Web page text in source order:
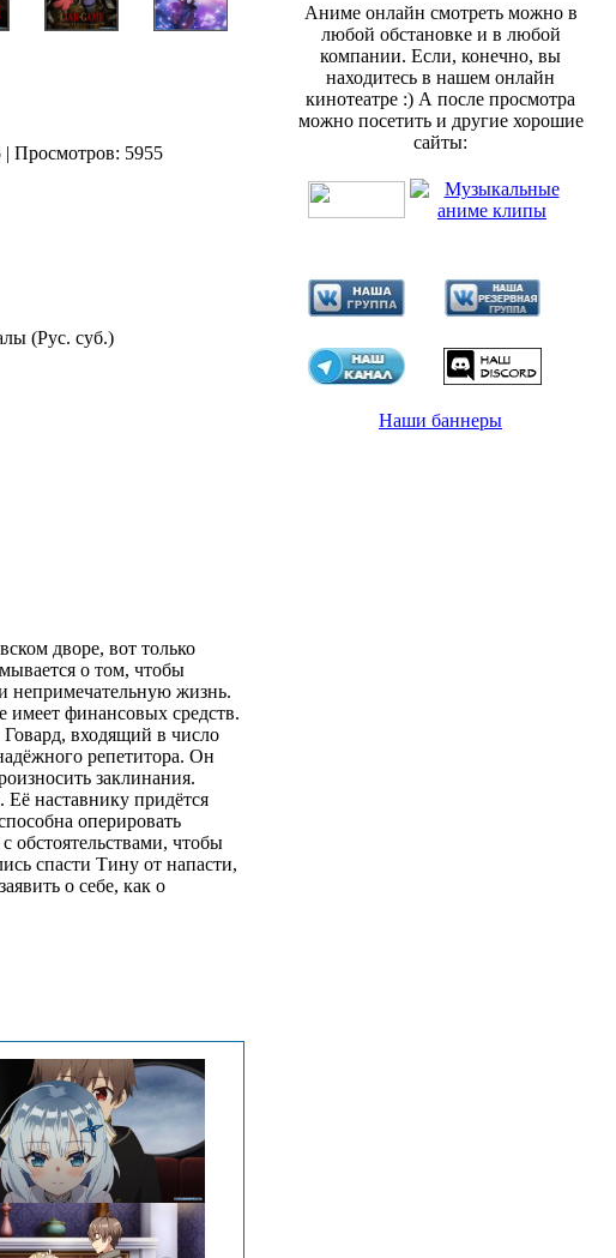
| Просмотров: 5955
(Рус. суб.)
дворе, вот только
о том, чтобы
непримечательную жизнь.
имеет финансовых средств.
входящий в число
репетитора. Он
заклинания.
наставнику придётся
оперировать
обстоятельствами, чтобы
спасти Тину от напасти,
о себе, как о
Аниме онлайн смотреть можно в
любой обстановке и в любой
компании. Если, конечно, вы
находитесь в нашем онлайн
кинотеатре :) А после просмотра
можно посетить и другие хорошие
сайты:
Наши баннеры